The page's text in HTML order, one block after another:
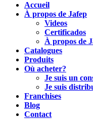
Accueil
À propos de Jafep
Videos
Certificados
À propos de
Catalogues
Produits
Où acheter?
Je suis un
Je suis
Franchises
Blog
Contact